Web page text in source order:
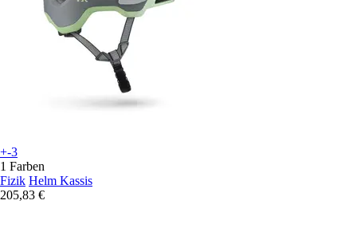
+-3
1 Farben
Fizik Helm Kassis
205,83 €